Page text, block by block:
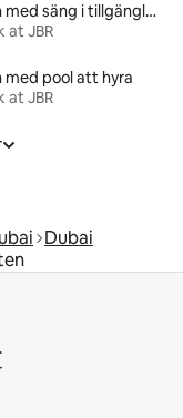
Boenden med säng i tillgänglighetsanpassad höjd
at JBR
med pool att hyra
at JBR
Dubai